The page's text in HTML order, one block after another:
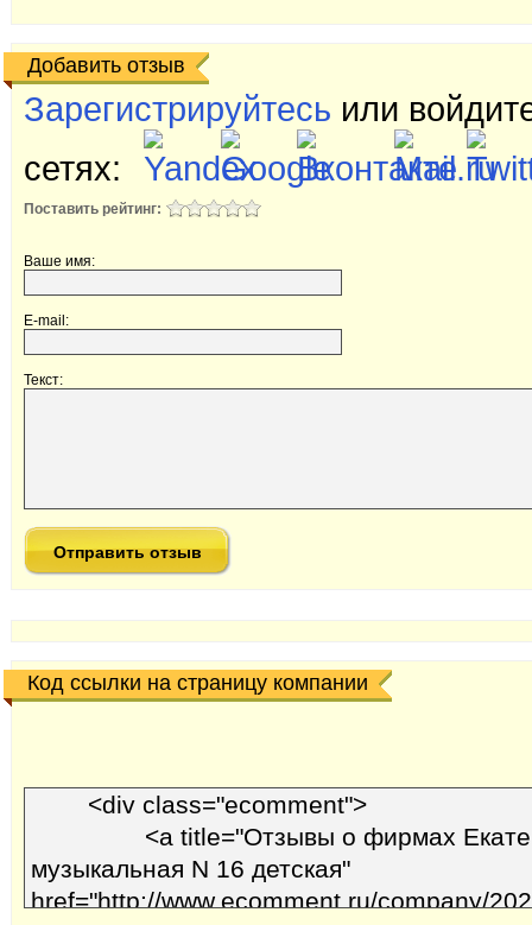
Добавить отзыв
Зарегистрируйтесь или
сетях:
Поставить рейтинг:
Ваше имя:
E-mail:
Текст:
Код ссылки на страницу компании